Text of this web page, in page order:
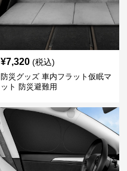
¥7,320 (税込)
防災グッズ 車内フラット仮眠マ
ット 防災避難用